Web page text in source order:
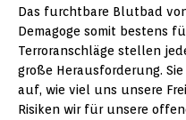
Das furchtbare Blutbad
Demagoge somit bestens
Terroranschläge stellen
große Herausforderung.
auf, wie viel uns unsere
Risiken wir für unsere